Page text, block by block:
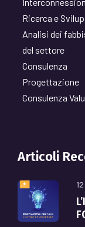
Ricerca e
Analisi dei
del settore
Consulenza
Progettazione
Consulenza
Articoli